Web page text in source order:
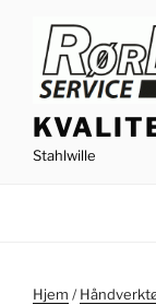
innhold
Stahlwille
Hjem /